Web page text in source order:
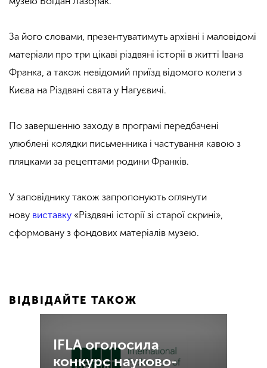
За його словами, презентуватимуть архівні і маловідомі
матеріали про три цікаві різдвяні історії в житті Івана
Франка, а також невідомий приїзд відомого колеги з
Києва на Різдвяні свята у Нагуєвичі.
По завершенню заходу в програмі передбачені
улюблені колядки письменника і частування кавою з
пляцками за рецептами родини Франків.
У заповіднику також запропонують оглянути
нову виставку «Різдвяні історії зі старої скрині»,
сформовану з фондових матеріалів музею.
ВІДВІДАЙТЕ ТАКОЖ
IFLA оголосила
конкурс науково-